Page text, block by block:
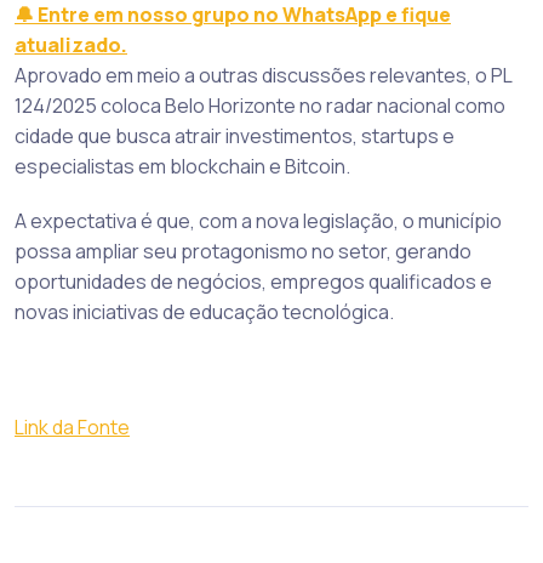
🔔 Entre em nosso grupo no WhatsApp e fique
atualizado.
Aprovado em meio a outras discussões relevantes, o PL
124/2025 coloca Belo Horizonte no radar nacional como
cidade que busca atrair investimentos, startups e
especialistas em blockchain e Bitcoin.
A expectativa é que, com a nova legislação, o município
possa ampliar seu protagonismo no setor, gerando
oportunidades de negócios, empregos qualificados e
novas iniciativas de educação tecnológica.
Link da Fonte